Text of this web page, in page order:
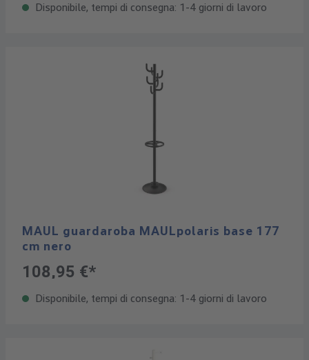
Disponibile, tempi di consegna: 1-4 giorni di lavoro
MAUL guardaroba MAULpolaris base 177
cm nero
108,95 €*
Disponibile, tempi di consegna: 1-4 giorni di lavoro